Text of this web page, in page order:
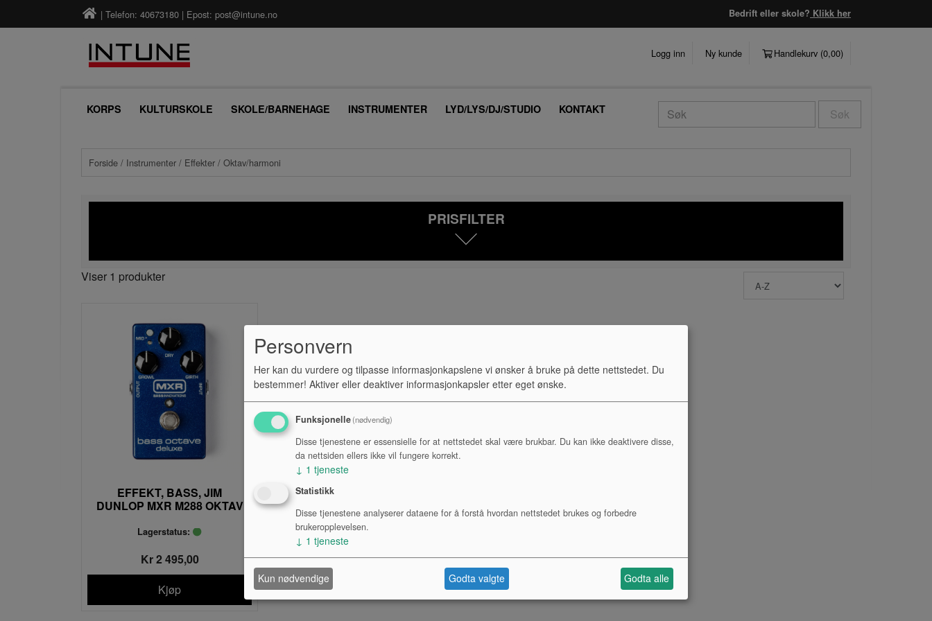
| Telefon: 40673180 | Epost: post@intune.no Bedrift eller skole? Klikk her
Logg inn Ny kunde Handlekurv (0,00)
KORPS KULTURSKOLE SKOLE/BARNEHAGE INSTRUMENTER LYD/LYS/DJ/STUDIO KONTAKT Søk
Forside / Instrumenter / Effekter / Oktav/harmoni
PRISFILTER
Viser 1 produkter
EFFEKT, BASS, JIM
DUNLOP MXR M288 OKTAV
Lagerstatus:
Kr 2 495,00
Kjøp
Personvern
Her kan du vurdere og tilpasse informasjonkapslene vi ønsker å bruke på dette nettstedet. Du
bestemmer! Aktiver eller deaktiver informasjonkapsler etter eget ønske.
Funksjonelle(nødvendig)
Disse tjenestene er essensielle for at nettstedet skal være brukbar. Du kan ikke deaktivere disse,
da nettsiden ellers ikke vil fungere korrekt.
↓ 1 tjeneste
Statistikk
Disse tjenestene analyserer dataene for å forstå hvordan nettstedet brukes og forbedre
brukeropplevelsen.
↓ 1 tjeneste
Kun nødvendige Godta valgte Godta alle